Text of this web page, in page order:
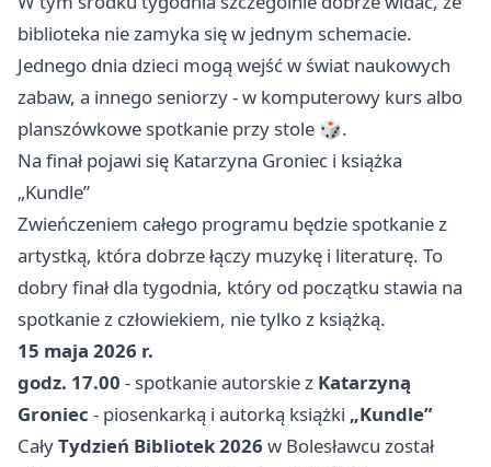
biblioteka nie zamyka się w jednym schemacie.
Jednego dnia dzieci mogą wejść w świat naukowych
zabaw, a innego seniorzy - w komputerowy kurs albo
planszówkowe spotkanie przy stole 🎲.
Na finał pojawi się Katarzyna Groniec i książka
„Kundle”
Zwieńczeniem całego programu będzie spotkanie z
artystką, która dobrze łączy muzykę i literaturę. To
dobry finał dla tygodnia, który od początku stawia na
spotkanie z człowiekiem, nie tylko z książką.
15 maja 2026 r.
godz. 17.00 - spotkanie autorskie z Katarzyną
Groniec - piosenkarką i autorką książki „Kundle”
CałyTydzień Bibliotek 2026 w Bolesławcu został